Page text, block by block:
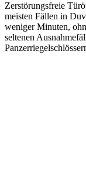
Zerstörungsfreie
meisten Fällen in
weniger Minuten,
seltenen